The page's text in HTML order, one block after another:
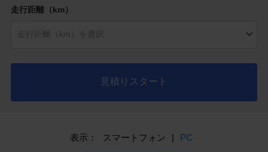
走行距離（km）
見積りスタート
表示： スマートフォン | PC